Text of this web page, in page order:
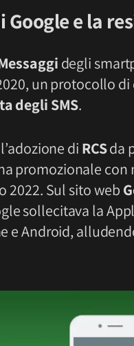
Google e la
degli
un protocollo
degli SMS.
di RCSda
promozionale
2022. Sul sito web
sollecitava la
e Android,